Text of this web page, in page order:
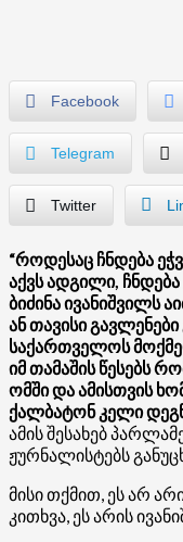
Facebook
Telegram
Twitter
“როდესაც ჩნდება
აქვს ადგილი,
ბიძინა ივანიშვილს
ან თავისი
საქართველოს
იმ თამაშის წესებს
ომში და ამისთვის
ქალბატონ კელი
ამის შესახებ
ჟურნალისტებს
მისი თქმით, ეს არ
კითხვა, ეს არის